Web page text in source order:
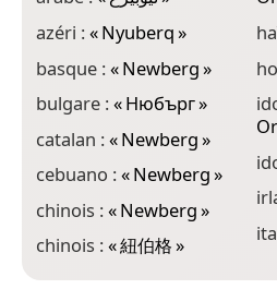
azéri :«Nyuberq»
basque :«Newberg»
bulgare :«Нюбърг»
catalan :«Newberg»
cebuano :«Newberg»
chinois :«Newberg»
chinois :«紐伯格»